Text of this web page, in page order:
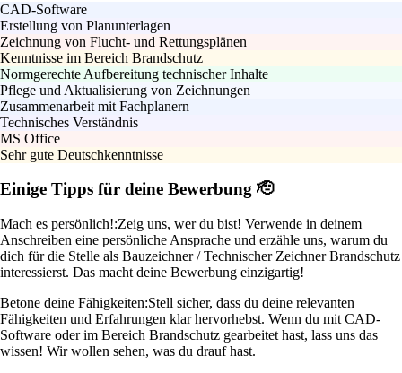
CAD-Software
Erstellung von Planunterlagen
Zeichnung von Flucht- und Rettungsplänen
Kenntnisse im Bereich Brandschutz
Normgerechte Aufbereitung technischer Inhalte
Pflege und Aktualisierung von Zeichnungen
Zusammenarbeit mit Fachplanern
Technisches Verständnis
MS Office
Sehr gute Deutschkenntnisse
Einige Tipps für deine Bewerbung 🫡
Mach es persönlich!:Zeig uns, wer du bist! Verwende in deinem
Anschreiben eine persönliche Ansprache und erzähle uns, warum du
dich für die Stelle als Bauzeichner / Technischer Zeichner Brandschutz
interessierst. Das macht deine Bewerbung einzigartig!
Betone deine Fähigkeiten:Stell sicher, dass du deine relevanten
Fähigkeiten und Erfahrungen klar hervorhebst. Wenn du mit CAD-
Software oder im Bereich Brandschutz gearbeitet hast, lass uns das
wissen! Wir wollen sehen, was du drauf hast.